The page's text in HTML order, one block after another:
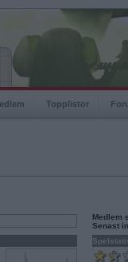
Topplistor
Medlem
Senast